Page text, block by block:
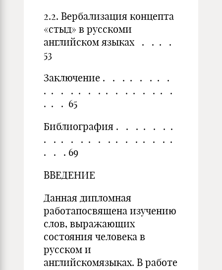
2.2. Вербализация концепта
«стыд» в русскоми
английском языках . . . .
53
Заключение . . . . . . . .
. . . . . . . . . . . . . . .
. . . 65
Библиография . . . . . . .
. . . . . . . . . . . . . . .
. . . 69
ВВЕДЕНИЕ
Данная дипломная
работапосвящена изучению
слов, выражающих
состояния человека в
русском и
английскомязыках. В работе